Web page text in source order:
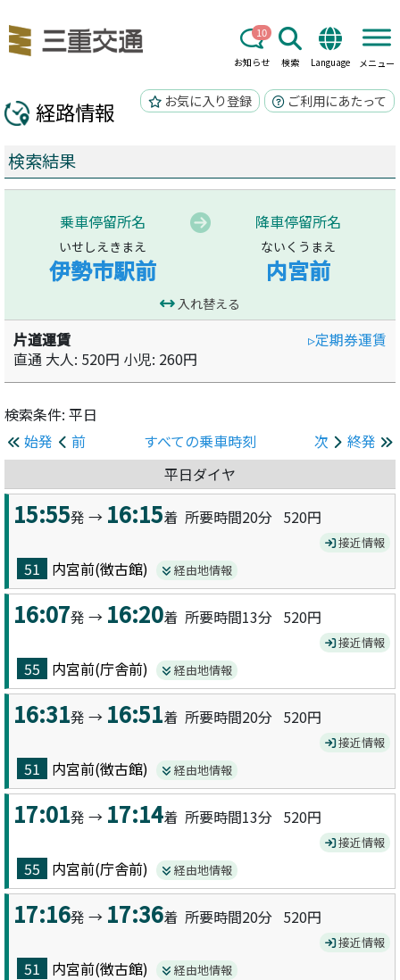
お知らせ
10
検索 Language メニュー
経路情報 お気に入り登録 ご利用にあたって
検索結果
乗車停留所名
いせしえきまえ
伊勢市駅前
降車停留所名
ないくうまえ
内宮前
入れ替える
▹定期券運賃
片道運賃
直通 大人: 520円 小児: 260円
検索条件: 平日
始発
前 すべての乗車時刻 終発
次
平日ダイヤ
15:55発 → 16:15着 所要時間20分 520円
接近情報
51 内宮前(徴古館) 経由地情報
16:07発 → 16:20着 所要時間13分 520円
接近情報
55 内宮前(庁舎前) 経由地情報
16:31発 → 16:51着 所要時間20分 520円
接近情報
51 内宮前(徴古館) 経由地情報
17:01発 → 17:14着 所要時間13分 520円
接近情報
55 内宮前(庁舎前) 経由地情報
17:16発 → 17:36着 所要時間20分 520円
接近情報
51 内宮前(徴古館) 経由地情報